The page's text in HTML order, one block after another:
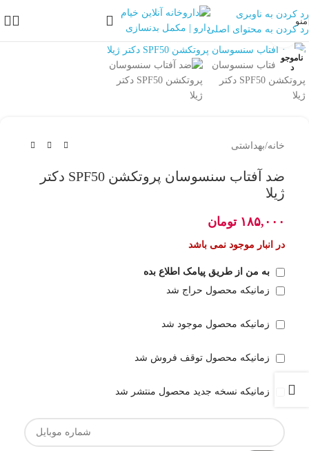
رد کردن به ناوبری
رد کردن به محتوای اصلی
منو
ناموجو
د
بزرگنمایی تصویر
خانه/بهداشتی
ضد آفتاب سنسوسان پروتکشن SPF50 دکتر
ژیلا
۱۸۵,۰۰۰ تومان
در انبار موجود نمی باشد
به من از طریق پیامک اطلاع بده
زمانیکه محصول حراج شد
زمانیکه محصول موجود شد
زمانیکه محصول توقف فروش شد
زمانیکه نسخه جدید محصول منتشر شد